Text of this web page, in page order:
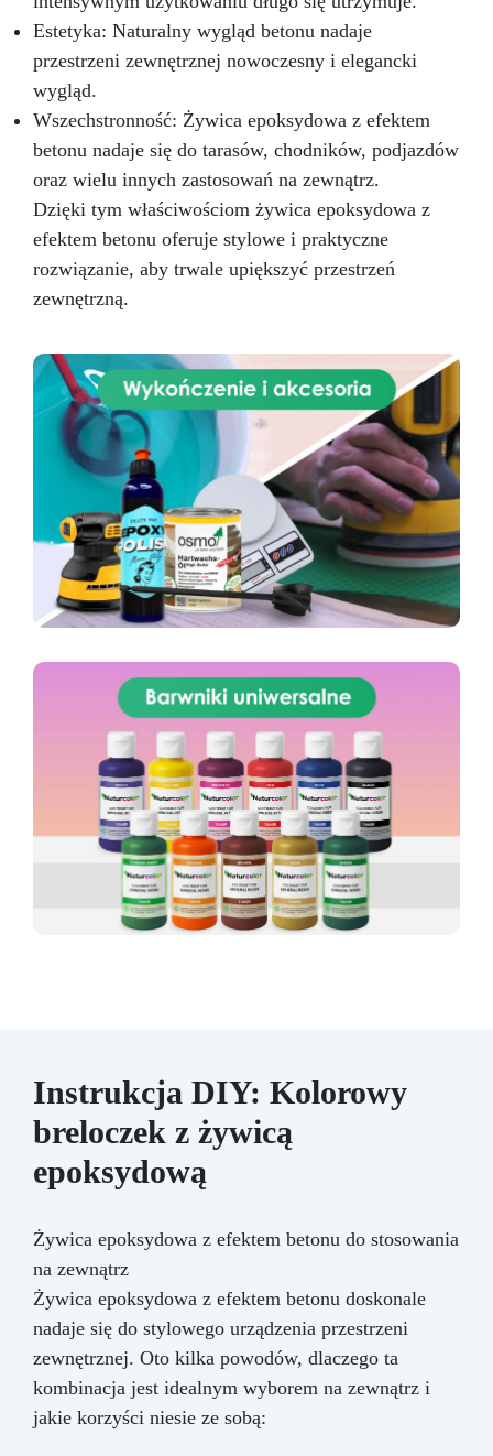
Estetyka: Naturalny wygląd betonu nadaje
przestrzeni zewnętrznej nowoczesny i elegancki
wygląd.
Wszechstronność: Żywica epoksydowa z efektem
betonu nadaje się do tarasów, chodników, podjazdów
oraz wielu innych zastosowań na zewnątrz.
Dzięki tym właściwościom żywica epoksydowa z
efektem betonu oferuje stylowe i praktyczne
rozwiązanie, aby trwale upiększyć przestrzeń
zewnętrzną.
Instrukcja DIY: Kolorowy
breloczek z żywicą
epoksydową
Żywica epoksydowa z efektem betonu do stosowania
na zewnątrz
Żywica epoksydowa z efektem betonu doskonale
nadaje się do stylowego urządzenia przestrzeni
zewnętrznej. Oto kilka powodów, dlaczego ta
kombinacja jest idealnym wyborem na zewnątrz i
jakie korzyści niesie ze sobą: